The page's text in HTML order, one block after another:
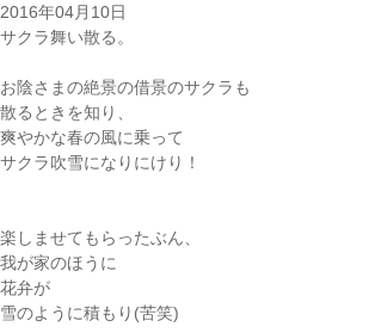
2016年04月10日
サクラ舞い散る。
お陰さまの絶景の借景のサクラも
散るときを知り、
爽やかな春の風に乗って
サクラ吹雪になりにけり！
楽しませてもらったぶん、
我が家のほうに
花弁が
雪のように積もり(苦笑)